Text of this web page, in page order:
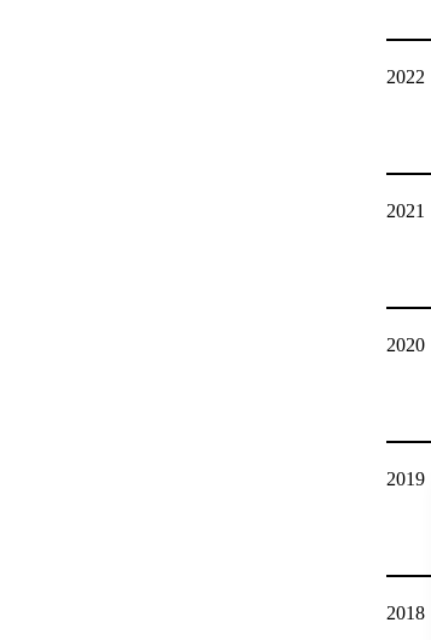
2022
2021
2020
2019
2018